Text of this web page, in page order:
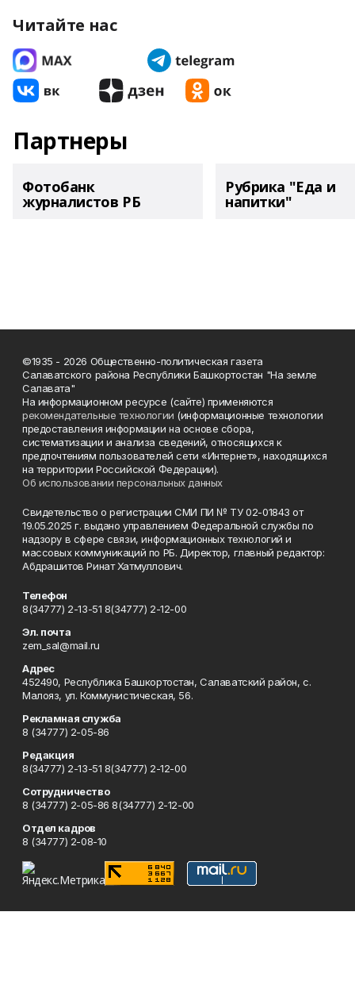
Читайте нас
Партнеры
Фотобанк
журналистов РБ
Рубрика "Еда и
напитки"
©1935 - 2026 Общественно-политическая газета
Салаватского района Республики Башкортостан "На земле
Салавата"
На информационном ресурсе (сайте) применяются
рекомендательные технологии (информационные технологии
предоставления информации на основе сбора,
систематизации и анализа сведений, относящихся к
предпочтениям пользователей сети «Интернет», находящихся
на территории Российской Федерации).
Об использовании персональных данных
Свидетельство о регистрации СМИ ПИ № ТУ 02-01843 от
19.05.2025 г. выдано управлением Федеральной службы по
надзору в сфере связи, информационных технологий и
массовых коммуникаций по РБ. Директор, главный редактор:
Абдрашитов Ринат Хатмуллович.
Телефон
8(34777) 2-13-51 8(34777) 2-12-00
Эл. почта
zem_sal@mail.ru
Адрес
452490, Республика Башкортостан, Салаватский район, с.
Малояз, ул. Коммунистическая, 56.
Рекламная служба
8 (34777) 2-05-86
Редакция
8(34777) 2-13-51 8(34777) 2-12-00
Сотрудничество
8 (34777) 2-05-86 8(34777) 2-12-00
Отдел кадров
8 (34777) 2-08-10